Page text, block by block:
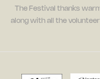
The Festival thanks
along with all the